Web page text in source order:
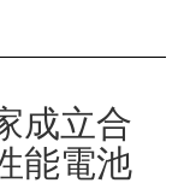
成立合
能電池